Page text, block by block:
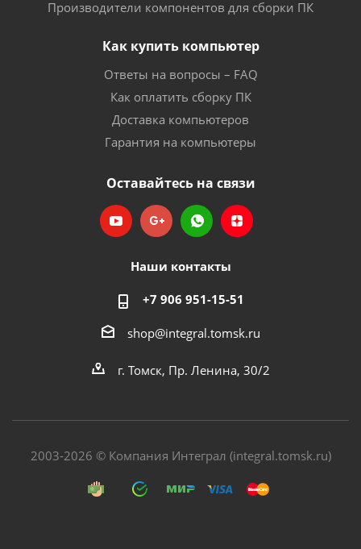
Производители компонентов для сборки ПК
Как купить компьютер
Ответы на вопросы – FAQ
Как оплатить сборку ПК
Доставка компьютеров
Гарантия на компьютеры
Оставайтесь на связи
Наши контакты
+7 906 951-15-51
shop@integral.tomsk.ru
г. Томск, Пр. Ленина, 30/2
2003-2026 © Компания Интеграл (integral.tomsk.ru)